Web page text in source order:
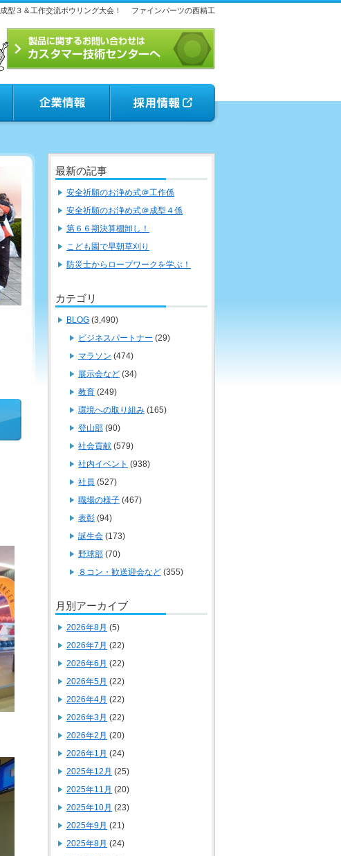
成型３＆工作交流ボウリング大会！ ファインパーツの西精工
最新の記事
安全祈願のお浄め式＠工作係
安全祈願のお浄め式＠成型４係
第６６期決算棚卸し！
こども園で早朝草刈り
防災士からロープワークを学ぶ！
カテゴリ
BLOG (3,490)
ビジネスパートナー (29)
マラソン (474)
展示会など (34)
教育 (249)
環境への取り組み (165)
登山部 (90)
社会貢献 (579)
社内イベント (938)
社員 (527)
職場の様子 (467)
表彰 (94)
誕生会 (173)
野球部 (70)
８コン・歓送迎会など (355)
月別アーカイブ
2026年8月 (5)
2026年7月 (22)
2026年6月 (22)
2026年5月 (22)
2026年4月 (22)
2026年3月 (22)
2026年2月 (20)
2026年1月 (24)
2025年12月 (25)
2025年11月 (20)
2025年10月 (23)
2025年9月 (21)
2025年8月 (24)